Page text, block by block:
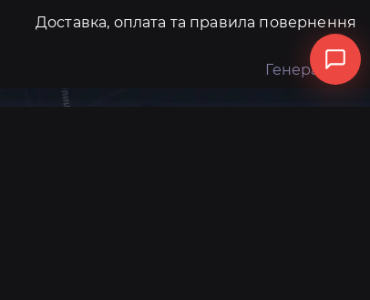
Доставка, оплата та правила повернення
Генератори